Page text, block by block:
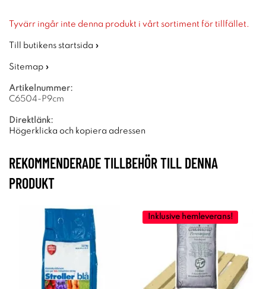
Tyvärr ingår inte denna produkt i vårt sortiment för tillfället.
Till butikens startsida »
Sitemap »
Artikelnummer:
C6504-P9cm
Direktlänk:
Högerklicka och kopiera adressen
REKOMMENDERADE TILLBEHÖR TILL DENNA
PRODUKT
Inklusive hemleverans!